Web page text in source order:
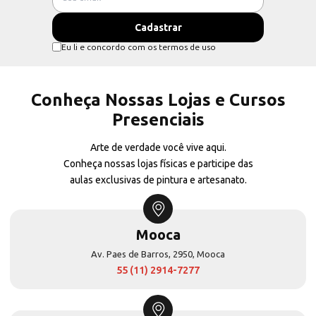
Eu li e concordo com os termos de uso
Conheça Nossas Lojas e Cursos
Presenciais
Arte de verdade você vive aqui.
Conheça nossas lojas físicas e participe das
aulas exclusivas de pintura e artesanato.
Mooca
Av. Paes de Barros, 2950, Mooca
55 (11) 2914-7277